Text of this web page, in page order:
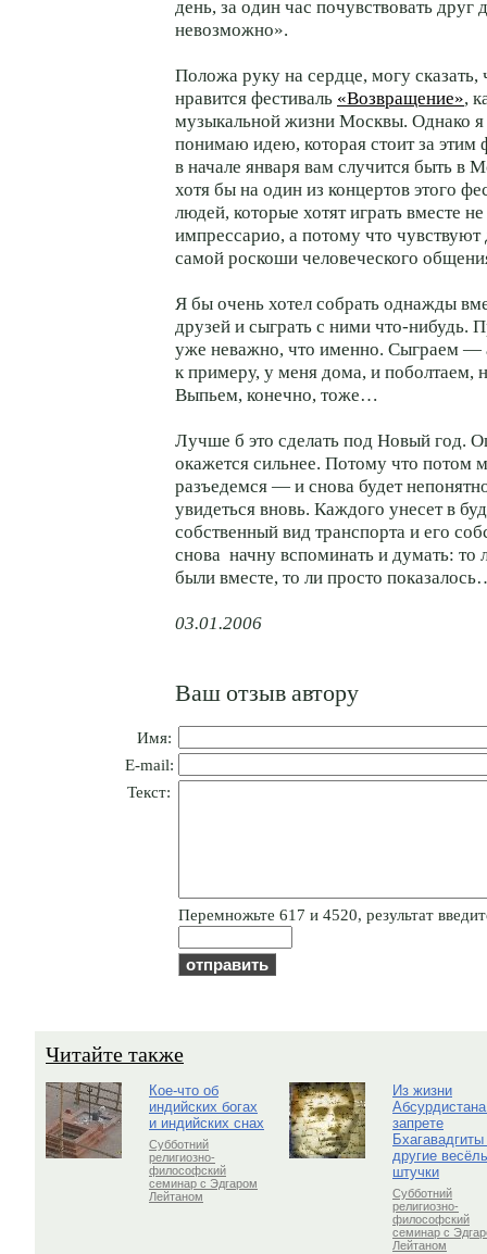
день, за один час почувствовать друг
невозможно».
Положа руку на сердце, могу сказать,
нравится фестиваль «Возвращение»,
музыкальной жизни Москвы. Однако
понимаю идею, которая стоит за этим
в начале января вам случится быть в
хотя бы на один из концертов этого
людей, которые хотят играть вместе
импрессарио, а потому что чувствуют
самой роскоши человеческого
Я бы очень хотел собрать однажды
друзей и сыграть с ними что-нибудь.
уже неважно, что именно. Сыграем —
к примеру, у меня дома, и поболтаем,
Выпьем, конечно, тоже…
Лучше б это сделать под Новый год.
окажется сильнее. Потому что потом
разъедемся — и снова будет
увидеться вновь. Каждого унесет в
собственный вид транспорта и его
снова начну вспоминать и думать: то
были вместе, то ли просто
03.01.2006
Ваш отзыв автору
Имя:
E-mail:
Текст:
Пepeмнoжьтe 617 и 4520, результат
Читайте также
Кое-что об
индийских богах
и индийских снах
Субботний
религиозно-
философский
семинар с Эдгаром
Лейтаном
Из жизни
запрете
Бхагавадгиты
другие
штучки
Субботний
религиозно-
философский
семинар с
Лейтаном